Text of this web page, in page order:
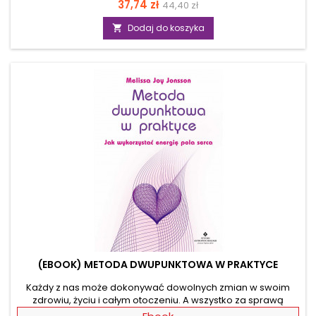
impulsów kształtują pole energetyczne otaczającego cię
świata. Co to oznacza? „Niemożliwe jest tylko to, co uważamy
za niemożliwe”! Autor, doskonale wie o czym mówi,
ponieważ jako ceniony trener rozwoju osobistego
Cena
37,74 zł Cena
podstawowa
44,40 zł
 Dodaj do koszyka
(EBOOK) METODA DWUPUNKTOWA W PRAKTYCE
Każdy z nas może dokonywać dowolnych zmian w swoim
zdrowiu, życiu i całym otoczeniu. A wszystko za sprawą
metody, którą praktykują już setki tysięcy ludzi na całym